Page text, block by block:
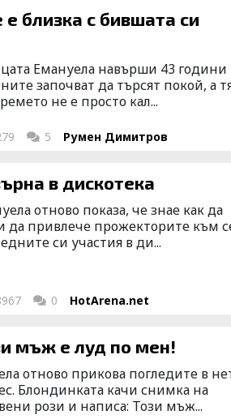
близка с бившата си
Емануела навърши 43 години
започват да търсят покой, а
не е просто кал...
5 Румен Димитров
в дискотека
отново показа, че знае как да
да привлече прожекторите към
си участия в ди...
0 HotArena.net
мъж е луд по мен!
отново прикова погледите в
Блондинката качи снимка на
рози и написа: Този мъж...